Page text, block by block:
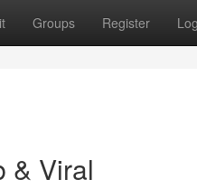
Groups Register
& Viral